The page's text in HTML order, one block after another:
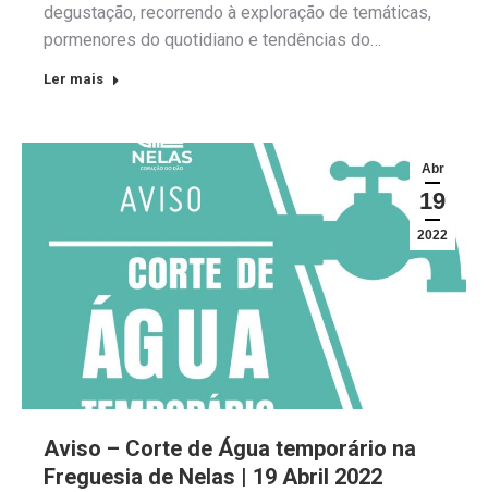
degustação, recorrendo à exploração de temáticas,
pormenores do quotidiano e tendências do…
Ler mais
Abr
19
2022
Aviso – Corte de Água temporário na
Freguesia de Nelas | 19 Abril 2022